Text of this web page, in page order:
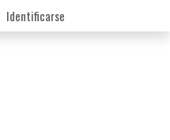
Identificarse